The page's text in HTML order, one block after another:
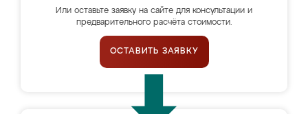
Или оставьте заявку на сайте для консультации и
предварительного расчёта стоимости.
ОСТАВИТЬ ЗАЯВКУ